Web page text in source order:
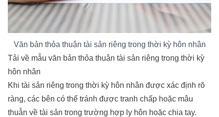
Văn bản thỏa thuận tài sản riêng trong thời kỳ hôn nhân
Tải về mẫu văn bản thỏa thuận tài sản riêng trong thời kỳ
hôn nhân
Khi tài sản riêng trong thời kỳ hôn nhân được xác định rõ
ràng, các bên có thể tránh được tranh chấp hoặc mâu
thuẫn về tài sản trong trường hợp ly hôn hoặc chia tay.